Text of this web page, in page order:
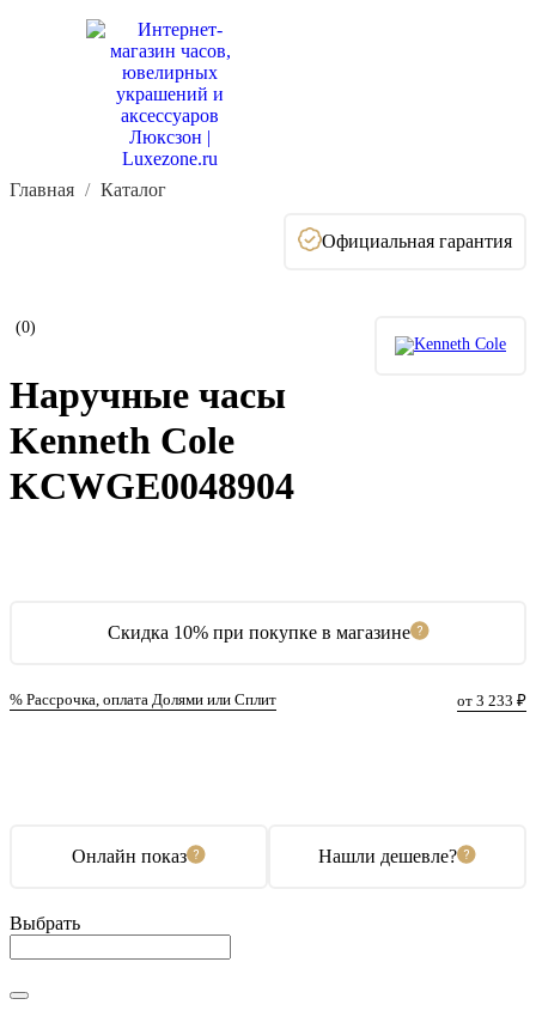
Главная Каталог
Официальная гарантия
(0)
Скидка 10% при покупке в магазине
% Рассрочка, оплата Долями или Сплит от 3 233 ₽
Наручные часы
Kenneth Cole
KCWGE0048904
Онлайн показ Нашли дешевле?
Выбрать